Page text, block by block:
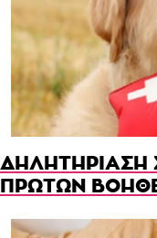
ΔΗΛΗΤΗΡΙΑΣΗ
ΠΡΩΤΩΝ